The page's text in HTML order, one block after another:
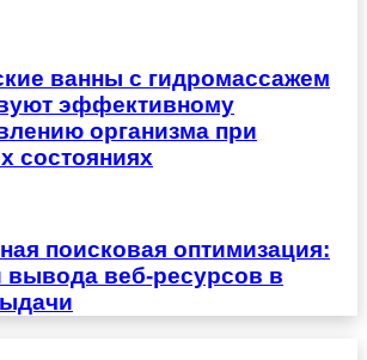
ванны с гидромассажем
эффективному
организма при
состояниях
поисковая оптимизация:
вывода веб-ресурсов в